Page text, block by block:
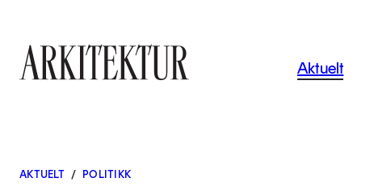
Aktuelt
AKTUELT / POLITIKK